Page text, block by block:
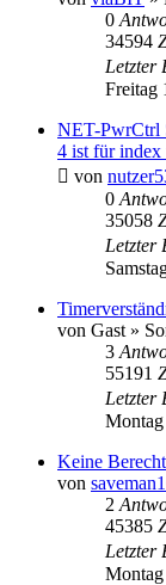
0
34594
Letzter
Freitag
NET-PwrCtrl
4 ist für
von
0
35058
Letzter
von Gast »
3
55191
Letzter
Keine
von
2
45385
Letzter